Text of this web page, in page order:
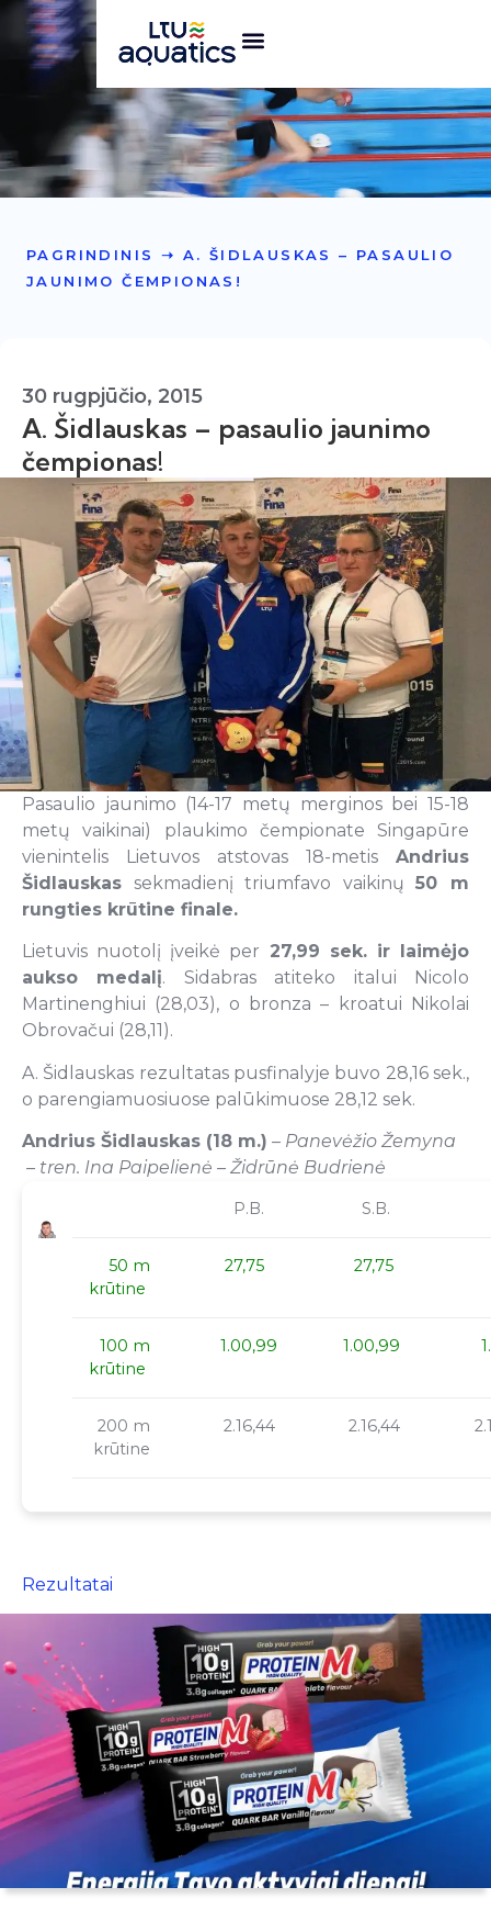
PAGRINDINIS ➝ A. ŠIDLAUSKAS – PASAULIO
JAUNIMO ČEMPIONAS!
30 rugpjūčio, 2015
A. Šidlauskas – pasaulio jaunimo
čempionas!
Pasaulio jaunimo (14-17 metų merginos bei 15-18
metų vaikinai) plaukimo čempionate Singapūre
vienintelis Lietuvos atstovas 18-metis Andrius
Šidlauskas sekmadienį triumfavo vaikinų50 m
rungties krūtine finale.
Lietuvis nuotolį įveikė per 27,99 sek. ir laimėjo
aukso medalį. Sidabras atiteko italui Nicolo
Martinenghiui (28,03), o bronza – kroatui Nikolai
Obrovačui (28,11).
A. Šidlauskas rezultatas pusfinalyje buvo 28,16 sek.,
o parengiamuosiuose palūkimuose 28,12 sek.
Andrius Šidlauskas (18 m.) – Panevėžio Žemyna
– tren. Ina Paipelienė – Židrūnė Budrienė
P.B. S.B.
50 m
krūtine
27,75 27,75
100 m
krūtine
1.00,99 1.00,99
200 m
krūtine
2.16,44 2.16,44
Rezultatai